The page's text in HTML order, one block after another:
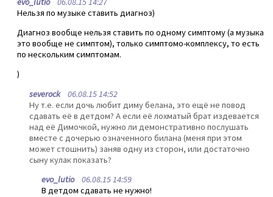
Нельзя по музыке ставить диагноз)
Диагноз вообще нельзя ставить по одному симптому (а музыка
это вообще не симптом), только симптомо-комплексу, то есть
по нескольким симптомам.
)
severock06.08.15 14:52
Ну т.е. если дочь любит диму белана, это ещё не повод
сдавать её в детдом? А если её лохматый брат издевается
над её Димочкой, нужно ли демонстративно послушать
вместе с дочерью означенного билана (меня при этом
может стошнить) заняв одну из сторон, или достаточно
сыну кулак показать?
evo_lutio06.08.15 14:59
В детдом сдавать не нужно!